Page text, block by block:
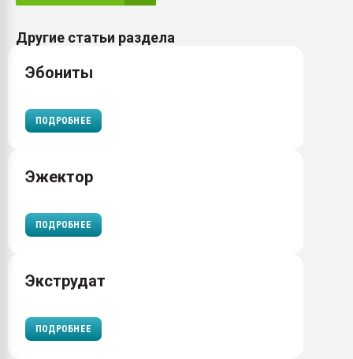
Другие статьи раздела
Эбониты
ПОДРОБНЕЕ
Эжектор
ПОДРОБНЕЕ
Экструдат
ПОДРОБНЕЕ